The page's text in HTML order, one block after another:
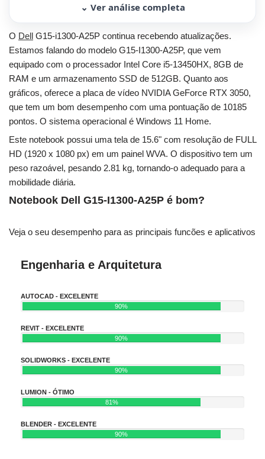
⌄ Ver análise completa
O Dell G15-i1300-A25P continua recebendo atualizações.
Estamos falando do modelo G15-I1300-A25P, que vem
equipado com o processador Intel Core i5-13450HX, 8GB de
RAM e um armazenamento SSD de 512GB. Quanto aos
gráficos, oferece a placa de vídeo NVIDIA GeForce RTX 3050,
que tem um bom desempenho com uma pontuação de 10185
pontos. O sistema operacional é Windows 11 Home.
Este notebook possui uma tela de 15.6" com resolução de FULL
HD (1920 x 1080 px) em um painel WVA. O dispositivo tem um
peso razoável, pesando 2.81 kg, tornando-o adequado para a
mobilidade diária.
Notebook Dell G15-I1300-A25P é bom?
Veja o seu desempenho para as principais funcões e aplicativos
Engenharia e Arquitetura
AUTOCAD - EXCELENTE
90%
REVIT - EXCELENTE
90%
SOLIDWORKS - EXCELENTE
90%
LUMION - ÓTIMO
81%
BLENDER - EXCELENTE
90%